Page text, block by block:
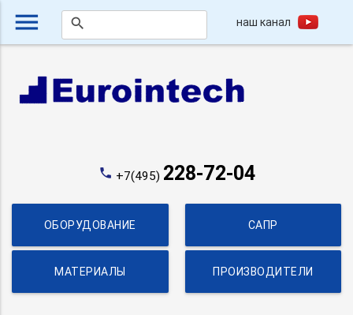
menu search наш канал
phone +7(495) 228-72-04
ОБОРУДОВАНИЕ САПР
МАТЕРИАЛЫ ПРОИЗВОДИТЕЛИ